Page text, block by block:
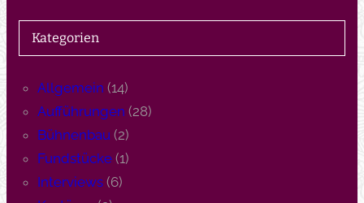
Kategorien
Allgemein (14)
Aufführungen (28)
Bühnenbau(2)
Fundstücke(1)
Interviews(6)